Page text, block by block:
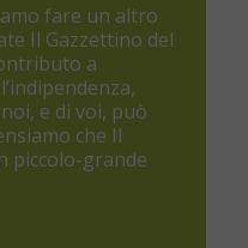
fare un altro
Il Gazzettino del
a
e di voi, può
che Il
piccolo-grande